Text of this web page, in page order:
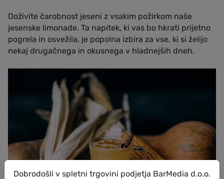
Doživite čarobnost jeseni z vsakim požirkom naše
jesenske limonade. Ta napitek, ki vas bo hkrati prijetno
pogrela in osvežila, je popolna izbira za vse, ki si želijo
nekaj drugačnega in okusnega v hladnejših dneh.
Dobrodošli v spletni trgovini podjetja BarMedia d.o.o.